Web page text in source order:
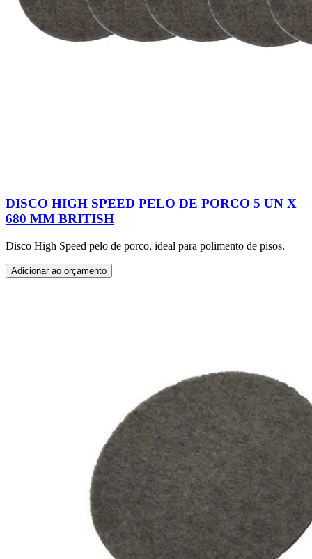
DISCO HIGH SPEED PELO DE PORCO 5 UN X
680 MM BRITISH
Disco High Speed pelo de porco, ideal para polimento de pisos.
Adicionar ao orçamento